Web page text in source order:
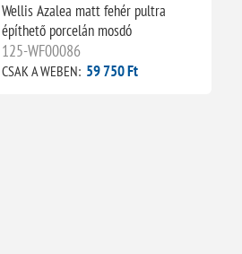
Wellis Azalea matt fehér pultra
építhető porcelán mosdó
125-WF00086
CSAK A WEBEN: 59 750 Ft